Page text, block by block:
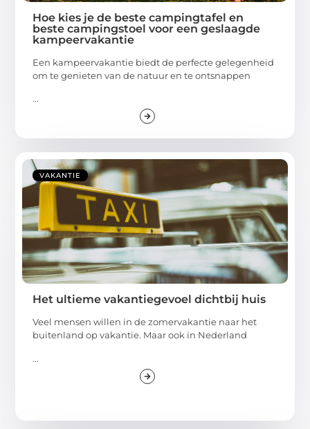
Hoe kies je de beste campingtafel en
beste campingstoel voor een geslaagde
kampeervakantie
Een kampeervakantie biedt de perfecte gelegenheid
om te genieten van de natuur en te ontsnappen
...
VAKANTIE
Het ultieme vakantiegevoel dichtbij huis
Veel mensen willen in de zomervakantie naar het
buitenland op vakantie. Maar ook in Nederland
...